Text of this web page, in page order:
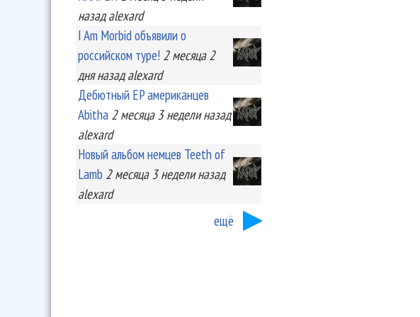
назад alexard
I Am Morbid объявили о
российском туре! 2 месяца 2
дняназад alexard
Дебютный EP американцев
Abitha 2 месяца 3 неделиназад
alexard
Новый альбом немцев Teeth of
Lamb 2 месяца 3 неделиназад
alexard
ещё